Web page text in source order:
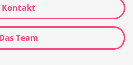
Kontakt
Team